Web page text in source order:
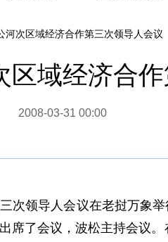
河次区域经济合作第三次领导人会议
域经济合
2008-03-31 00:00
领导人会议在老挝万象举
席了会议，波松主持会议